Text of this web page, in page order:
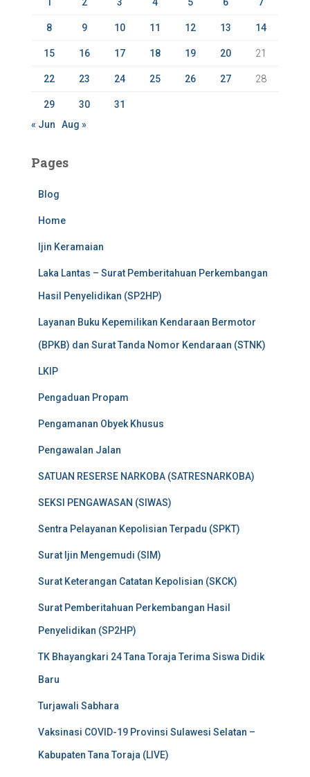
8 9 10 11 12 13 14
15 16 17 18 19 20 21
22 23 24 25 26 27 28
29 30
31
« Jun
Aug »
Pages
Blog
Home
Ijin Keramaian
Laka Lantas – Surat Pemberitahuan Perkembangan
Hasil Penyelidikan (SP2HP)
Layanan Buku Kepemilikan Kendaraan Bermotor
(BPKB) dan Surat Tanda Nomor Kendaraan (STNK)
LKIP
Pengaduan Propam
Pengamanan Obyek Khusus
Pengawalan Jalan
SATUAN RESERSE NARKOBA (SATRESNARKOBA)
SEKSI PENGAWASAN (SIWAS)
Sentra Pelayanan Kepolisian Terpadu (SPKT)
Surat Ijin Mengemudi (SIM)
Surat Keterangan Catatan Kepolisian (SKCK)
Surat Pemberitahuan Perkembangan Hasil
Penyelidikan (SP2HP)
TK Bhayangkari 24 Tana Toraja Terima Siswa Didik
Baru
Turjawali Sabhara
Vaksinasi COVID-19 Provinsi Sulawesi Selatan –
Kabupaten Tana Toraja (LIVE)